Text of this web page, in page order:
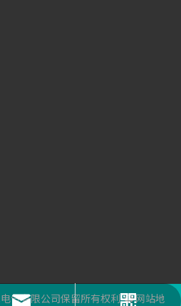
座机号码
邮箱
二维码
气有限公司保留所有权利 网站地